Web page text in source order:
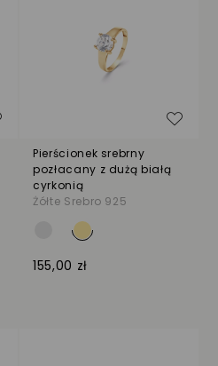
Dodaj do listy życzeń
Pierścionek srebrny
pozłacany z dużą białą
cyrkonią
Żółte Srebro 925
155,00 zł